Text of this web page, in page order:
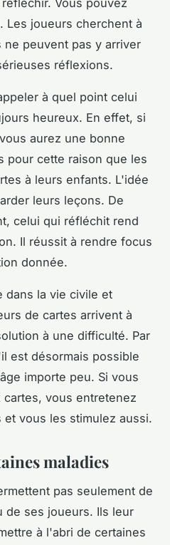
Vous pouvez
. Les joueurs cherchent à
peuvent pas y arriver
réflexions.
à quel point celui
heureux. En effet, si
aurez une bonne
pour cette raison que les
à leurs enfants. L'idée
leurs leçons. De
celui qui réfléchit rend
Il réussit à rendre focus
donnée.
dans la vie civile et
de cartes arrivent à
à une difficulté. Par
est désormais possible
importe peu. Si vous
vous entretenez
vous les stimulez aussi.
maladies
pas seulement de
de ses joueurs. Ils leur
à l'abri de certaines